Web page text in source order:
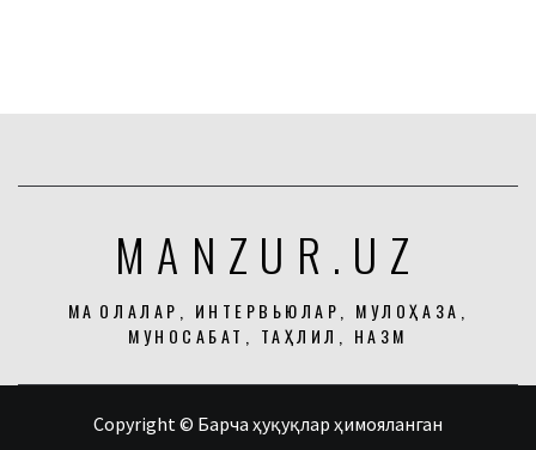
MANZUR.UZ
МАҚОЛАЛАР, ИНТЕРВЬЮЛАР, МУЛОҲАЗА,
МУНОСАБАТ, ТАҲЛИЛ, НАЗМ
Copyright © Барча ҳуқуқлар ҳимояланган